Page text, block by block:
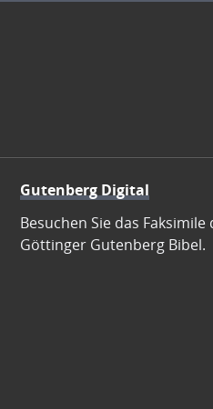
Gutenberg Digital
Besuchen Sie das Faksimile
Göttinger Gutenberg Bibel.